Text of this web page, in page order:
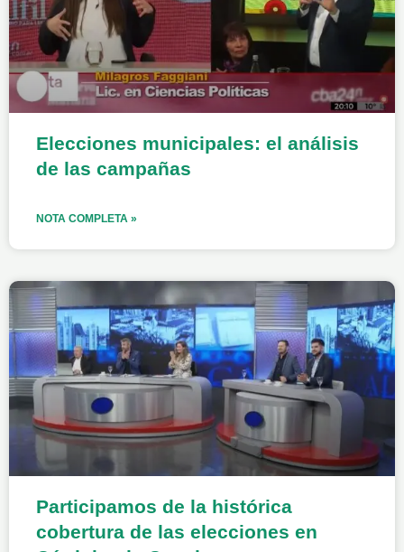
Elecciones municipales: el análisis
de las campañas
NOTA COMPLETA »
Participamos de la histórica
cobertura de las elecciones en